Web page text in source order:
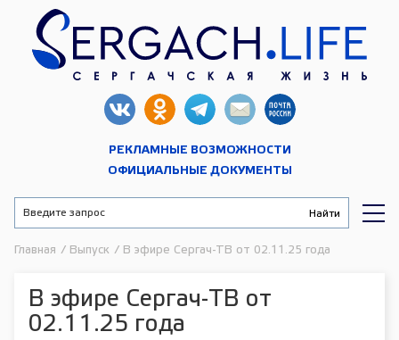
РЕКЛАМНЫЕ ВОЗМОЖНОСТИ
ОФИЦИАЛЬНЫЕ ДОКУМЕНТЫ
Главная / Выпуск / В эфире Сергач-ТВ от 02.11.25 года
В эфире Сергач-ТВ от
02.11.25 года